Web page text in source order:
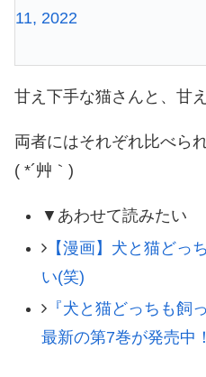
11, 2022
甘え下手な猫さんと、甘
両者にはそれぞれ比べら
( *´艸｀)
▼あわせて読みたい
【漫画】犬と猫どっ
い(笑)
『犬と猫どっちも飼
最新の第7巻が発売中！